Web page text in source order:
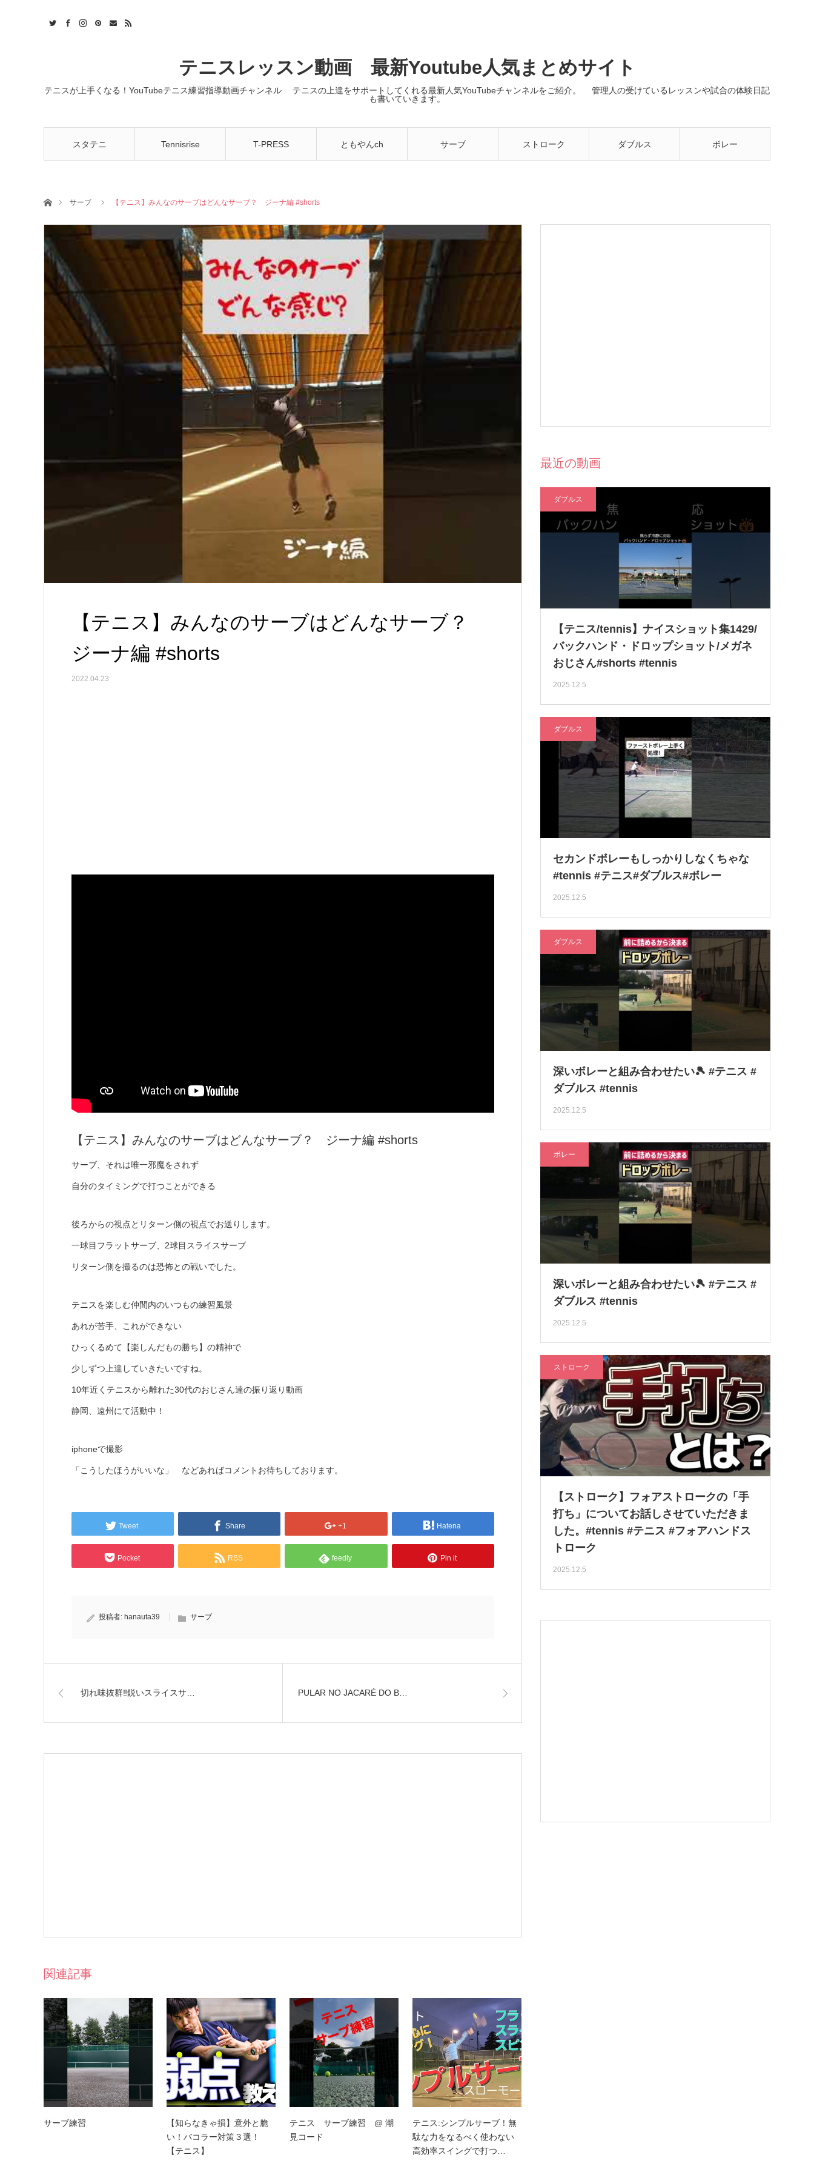
テニスレッスン動画 最新Youtube人気まとめサイト
テニスが上手くなる！YouTubeテニス練習指導動画チャンネル テニスの上達をサポートしてくれる最新人気YouTubeチャンネルをご紹介。 管理人の受けているレッスンや試合の体験日記
も書いていきます。
スタテニ Tennisrise T-PRESS ともやんch サーブ ストローク ダブルス ボレー
ホームサーブ 【テニス】みんなのサーブはどんなサーブ？ ジーナ編 #shorts
【テニス】みんなのサーブはどんなサーブ？
ジーナ編 #shorts
2022.04.23
【テニス】みんなのサーブはどんなサーブ？ ジーナ編 #shorts
サーブ、それは唯一邪魔をされず
自分のタイミングで打つことができる
後ろからの視点とリターン側の視点でお送りします。
一球目フラットサーブ、2球目スライスサーブ
リターン側を撮るのは恐怖との戦いでした。
テニスを楽しむ仲間内のいつもの練習風景
あれが苦手、これができない
ひっくるめて【楽しんだもの勝ち】の精神で
少しずつ上達していきたいですね。
10年近くテニスから離れた30代のおじさん達の振り返り動画
静岡、遠州にて活動中！
iphoneで撮影
「こうしたほうがいいな」 などあればコメントお待ちしております。
Tweet Share +1 Hatena
Pocket RSS feedly Pin it
投稿者: hanauta39 サーブ
切れ味抜群‼鋭いスライスサ… PULAR NO JACARÉ DO B…
関連記事
サーブ練習
【知らなきゃ損】意外と脆
い！バコラー対策３選！
【テニス】
テニス サーブ練習 @ 潮
見コード
テニス:シンプルサーブ！無
駄な力をなるべく使わない
高効率スイングで打つ…
最近の動画
ダブルス
【テニス/tennis】ナイスショット集1429/
バックハンド・ドロップショット/メガネ
おじさん#shorts #tennis
2025.12.5
ダブルス
セカンドボレーもしっかりしなくちゃな
#tennis #テニス#ダブルス#ボレー
2025.12.5
ダブルス
深いボレーと組み合わせたい🎾 #テニス #
ダブルス #tennis
2025.12.5
ボレー
深いボレーと組み合わせたい🎾 #テニス #
ダブルス #tennis
2025.12.5
ストローク
【ストローク】フォアストロークの「手
打ち」についてお話しさせていただきま
した。#tennis #テニス #フォアハンドス
トローク
2025.12.5